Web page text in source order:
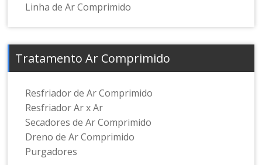
Linha de Ar Comprimido
Tratamento Ar Comprimido
Resfriador de Ar Comprimido
Resfriador Ar x Ar
Secadores de Ar Comprimido
Dreno de Ar Comprimido
Purgadores